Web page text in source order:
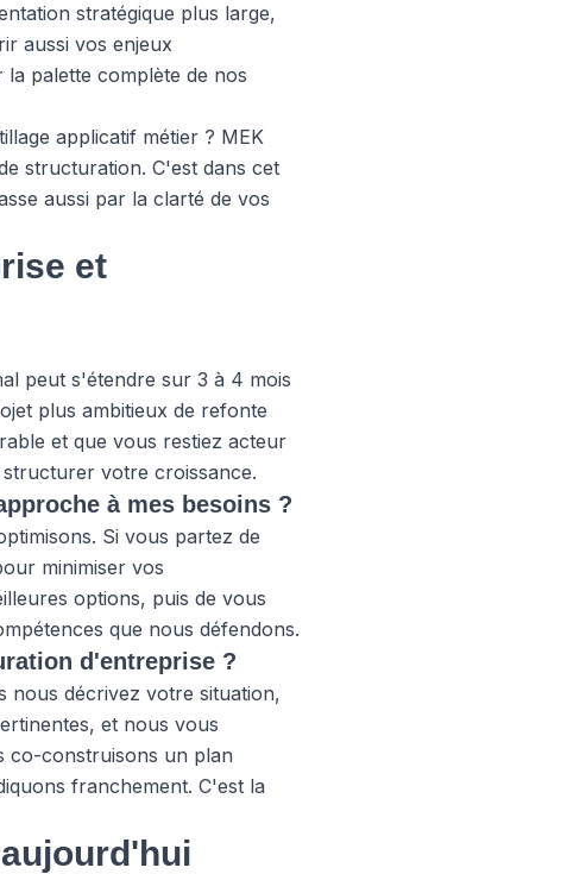
stratégique plus large,
aussi vos enjeux
palette complète de nos
applicatif métier ? MEK
structuration. C'est dans cet
aussi par la clarté de vos
et
peut s'étendre sur 3 à 4 mois
plus ambitieux de refonte
et que vous restiez acteur
votre croissance.
à mes besoins ?
Si vous partez de
minimiser vos
options, puis de vous
que nous défendons.
d'entreprise ?
nous décrivez votre situation,
et nous vous
co-construisons un plan
franchement. C'est la